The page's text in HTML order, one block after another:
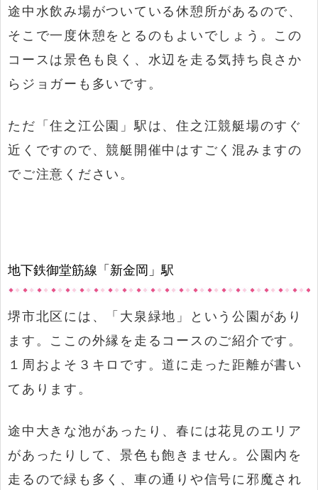
途中水飲み場がついている休憩所があるので、
そこで一度休憩をとるのもよいでしょう。この
コースは景色も良く、水辺を走る気持ち良さか
らジョガーも多いです。
ただ「住之江公園」駅は、住之江競艇場のすぐ
近くですので、競艇開催中はすごく混みますの
でご注意ください。
地下鉄御堂筋線「新金岡」駅
堺市北区には、「大泉緑地」という公園があり
ます。ここの外縁を走るコースのご紹介です。
１周およそ３キロです。道に走った距離が書い
てあります。
途中大きな池があったり、春には花見のエリア
があったりして、景色も飽きません。公園内を
走るので緑も多く、車の通りや信号に邪魔され